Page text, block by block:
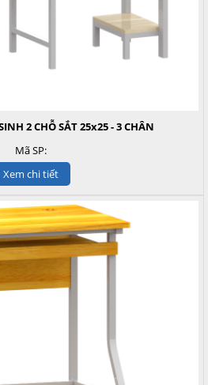
2 CHỖ SẮT 25x25 - 3 CHÂN
Mã SP:
Xem chi tiết